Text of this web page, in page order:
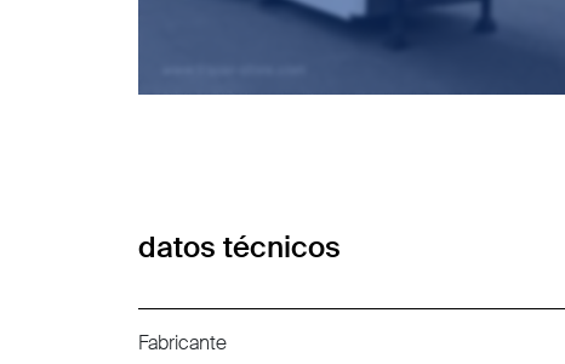
datos técnicos
Fabricante